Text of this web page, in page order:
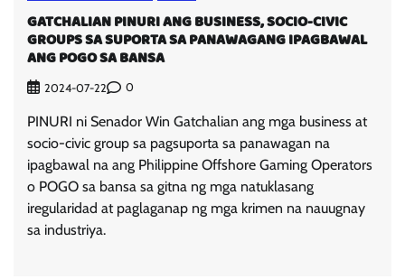
GATCHALIAN PINURI ANG BUSINESS, SOCIO-CIVIC
GROUPS SA SUPORTA SA PANAWAGANG IPAGBAWAL
ANG POGO SA BANSA
2024-07-22 0
PINURI ni Senador Win Gatchalian ang mga business at
socio-civic group sa pagsuporta sa panawagan na
ipagbawal na ang Philippine Offshore Gaming Operators
o POGO sa bansa sa gitna ng mga natuklasang
iregularidad at paglaganap ng mga krimen na nauugnay
sa industriya.